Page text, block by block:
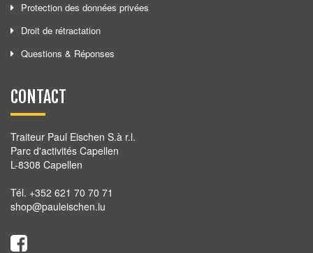
Protection des données privées
Droit de rétractation
Questions & Réponses
CONTACT
Traiteur Paul Eischen S.à r.l.
Parc d'activités Capellen
L-8308 Capellen
Tél. +352 621 70 70 71
shop@pauleischen.lu